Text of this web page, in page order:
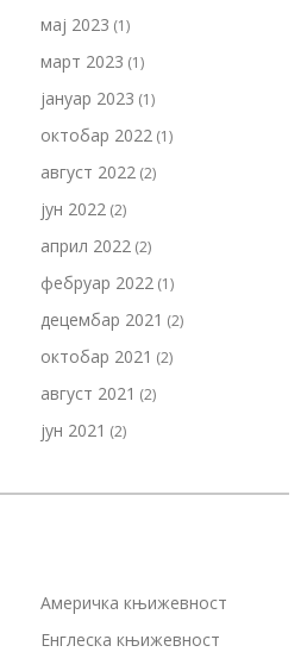
мај 2023 (1)
март 2023 (1)
јануар 2023 (1)
октобар 2022 (1)
август 2022 (2)
јун 2022 (2)
април 2022 (2)
фебруар 2022 (1)
децембар 2021 (2)
октобар 2021 (2)
август 2021 (2)
јун 2021 (2)
Америчка књижевност
Енглеска књижевност